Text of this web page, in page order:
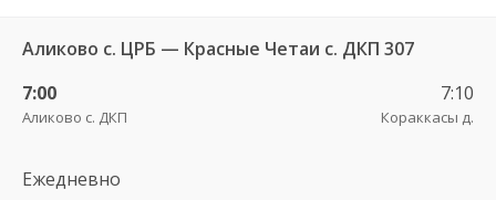
Аликово с. ЦРБ — Красные Четаи с. ДКП 307
7:00
Аликово с. ДКП
7:10
Кораккасы д.
Ежедневно